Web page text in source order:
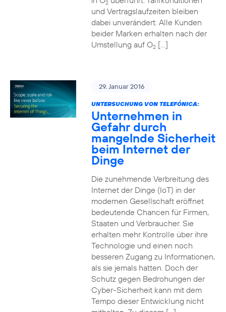
2
und Vertragslaufzeiten bleiben
dabei unverändert. Alle Kunden
beider Marken erhalten nach der
Umstellung auf O2[…]
29. Januar 2016
UNTERSUCHUNG VON TELEFÓNICA:
Unternehmen in
Gefahr durch
mangelnde Sicherheit
beim Internet der
Dinge
Die zunehmende Verbreitung des
Internet der Dinge (IoT) in der
modernen Gesellschaft eröffnet
bedeutende Chancen für Firmen,
Staaten und Verbraucher. Sie
erhalten mehr Kontrolle über ihre
Technologie und einen noch
besseren Zugang zu Informationen,
als sie jemals hatten. Doch der
Schutz gegen Bedrohungen der
Cyber-Sicherheit kann mit dem
Tempo dieser Entwicklung nicht